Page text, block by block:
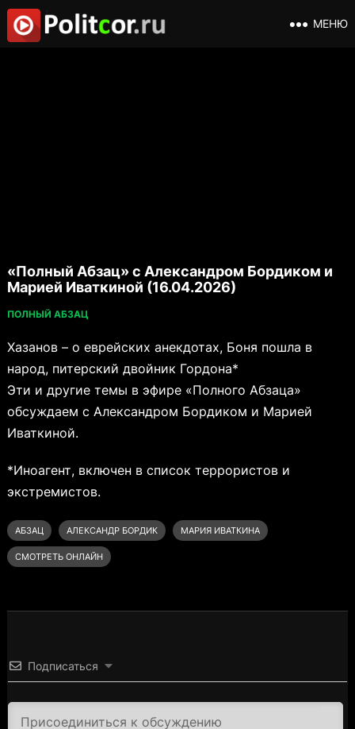
МЕНЮ
«Полный Абзац» с Александром Бордиком и
Марией Иваткиной (16.04.2026)
ПОЛНЫЙ АБЗАЦ
Хазанов – о еврейских анекдотах, Боня пошла в
народ, питерский двойник Гордона*
Эти и другие темы в эфире «Полного Абзаца»
обсуждаем с Александром Бордиком и Марией
Иваткиной.
*Иноагент, включен в список террористов и
экстремистов.
АБЗАЦ АЛЕКСАНДР БОРДИК МАРИЯ ИВАТКИНА
СМОТРЕТЬ ОНЛАЙН
Подписаться